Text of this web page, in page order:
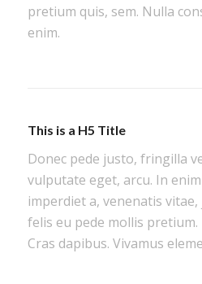
pretium quis, sem. Nulla
enim.
This is a H5 Title
Donec pede justo, fringilla
vulputate eget, arcu. In
imperdiet a, venenatis
felis eu pede mollis
Cras dapibus. Vivamus